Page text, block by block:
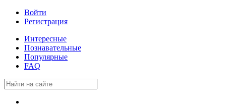
Войти
Регистрация
Интересные
Познавательные
Популярные
FAQ